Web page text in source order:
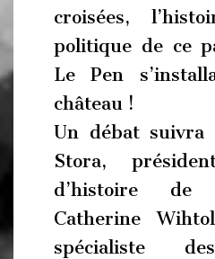
croisées,
politique de ce
Le Pen
château !
Un débat suivra
Stora,
d’histoire de
Catherine
spécialiste